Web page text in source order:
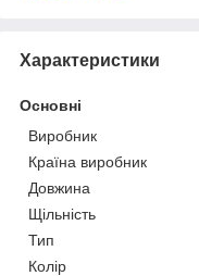
Характеристики
Основні
Виробник
Країна виробник
Довжина
Щільність
Тип
Колір